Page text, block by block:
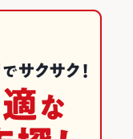
キング
キング